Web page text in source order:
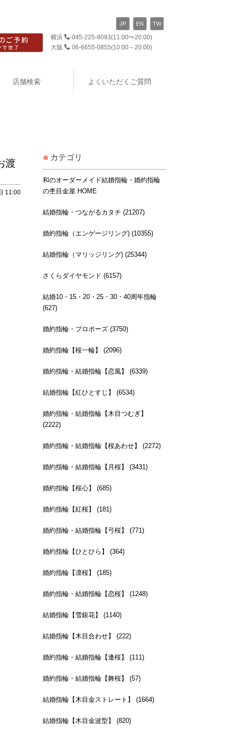
横浜 045-225-8093(11:00〜20:00)
大阪
06-6655-0855(10:00～20:00)
JP EN TW
店舗検索 よくいただくご質問
渡
11:00
カテゴリ
和のオーダーメイド結婚指輪・婚約指輪
の杢目金屋 HOME
結婚指輪・つながるカタチ (21207)
婚約指輪（エンゲージリング) (10355)
結婚指輪（マリッジリング) (25344)
さくらダイヤモンド (6157)
結婚10・15・20・25・30・40周年指輪
(627)
婚約指輪・プロポーズ (3750)
婚約指輪【桜一輪】 (2096)
婚約指輪・結婚指輪【恋風】 (6339)
結婚指輪【紅ひとすじ】 (6534)
婚約指輪・結婚指輪【木目つむぎ】
(2222)
婚約指輪・結婚指輪【桜あわせ】 (2272)
婚約指輪・結婚指輪【月桜】 (3431)
婚約指輪【桜心】 (685)
婚約指輪【紅桜】 (181)
婚約指輪・結婚指輪【弓桜】 (771)
婚約指輪【ひとひら】 (364)
婚約指輪【凛桜】 (185)
婚約指輪・結婚指輪【恋桜】 (1248)
結婚指輪【雪銀花】 (1140)
結婚指輪【木目合わせ】 (222)
婚約指輪・結婚指輪【逢桜】 (111)
婚約指輪・結婚指輪【舞桜】 (57)
結婚指輪【木目金ストレート】 (1664)
結婚指輪【木目金波型】 (820)